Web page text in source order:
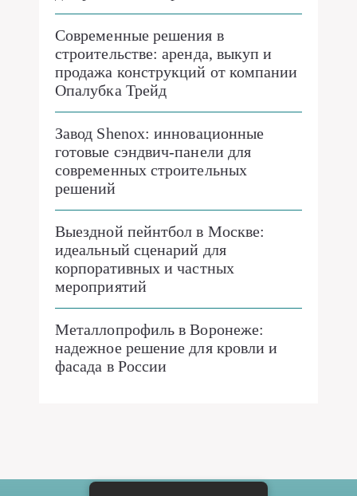
Современные решения в
строительстве: аренда, выкуп и
продажа конструкций от компании
Опалубка Трейд
Завод Shenox: инновационные
готовые сэндвич-панели для
современных строительных
решений
Выездной пейнтбол в Москве:
идеальный сценарий для
корпоративных и частных
мероприятий
Металлопрофиль в Воронеже:
надежное решение для кровли и
фасада в России